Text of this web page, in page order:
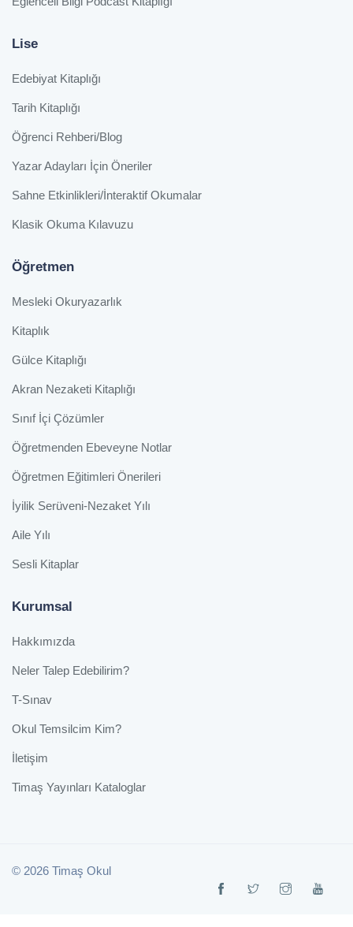
Lise
Edebiyat Kitaplığı
Tarih Kitaplığı
Öğrenci Rehberi/Blog
Yazar Adayları İçin Öneriler
Sahne Etkinlikleri/İnteraktif Okumalar
Klasik Okuma Kılavuzu
Öğretmen
Mesleki Okuryazarlık
Kitaplık
Gülce Kitaplığı
Akran Nezaketi Kitaplığı
Sınıf İçi Çözümler
Öğretmenden Ebeveyne Notlar
Öğretmen Eğitimleri Önerileri
İyilik Serüveni-Nezaket Yılı
Aile Yılı
Sesli Kitaplar
Kurumsal
Hakkımızda
Neler Talep Edebilirim?
T-Sınav
Okul Temsilcim Kim?
İletişim
Timaş Yayınları Kataloglar
© 2026 Timaş Okul